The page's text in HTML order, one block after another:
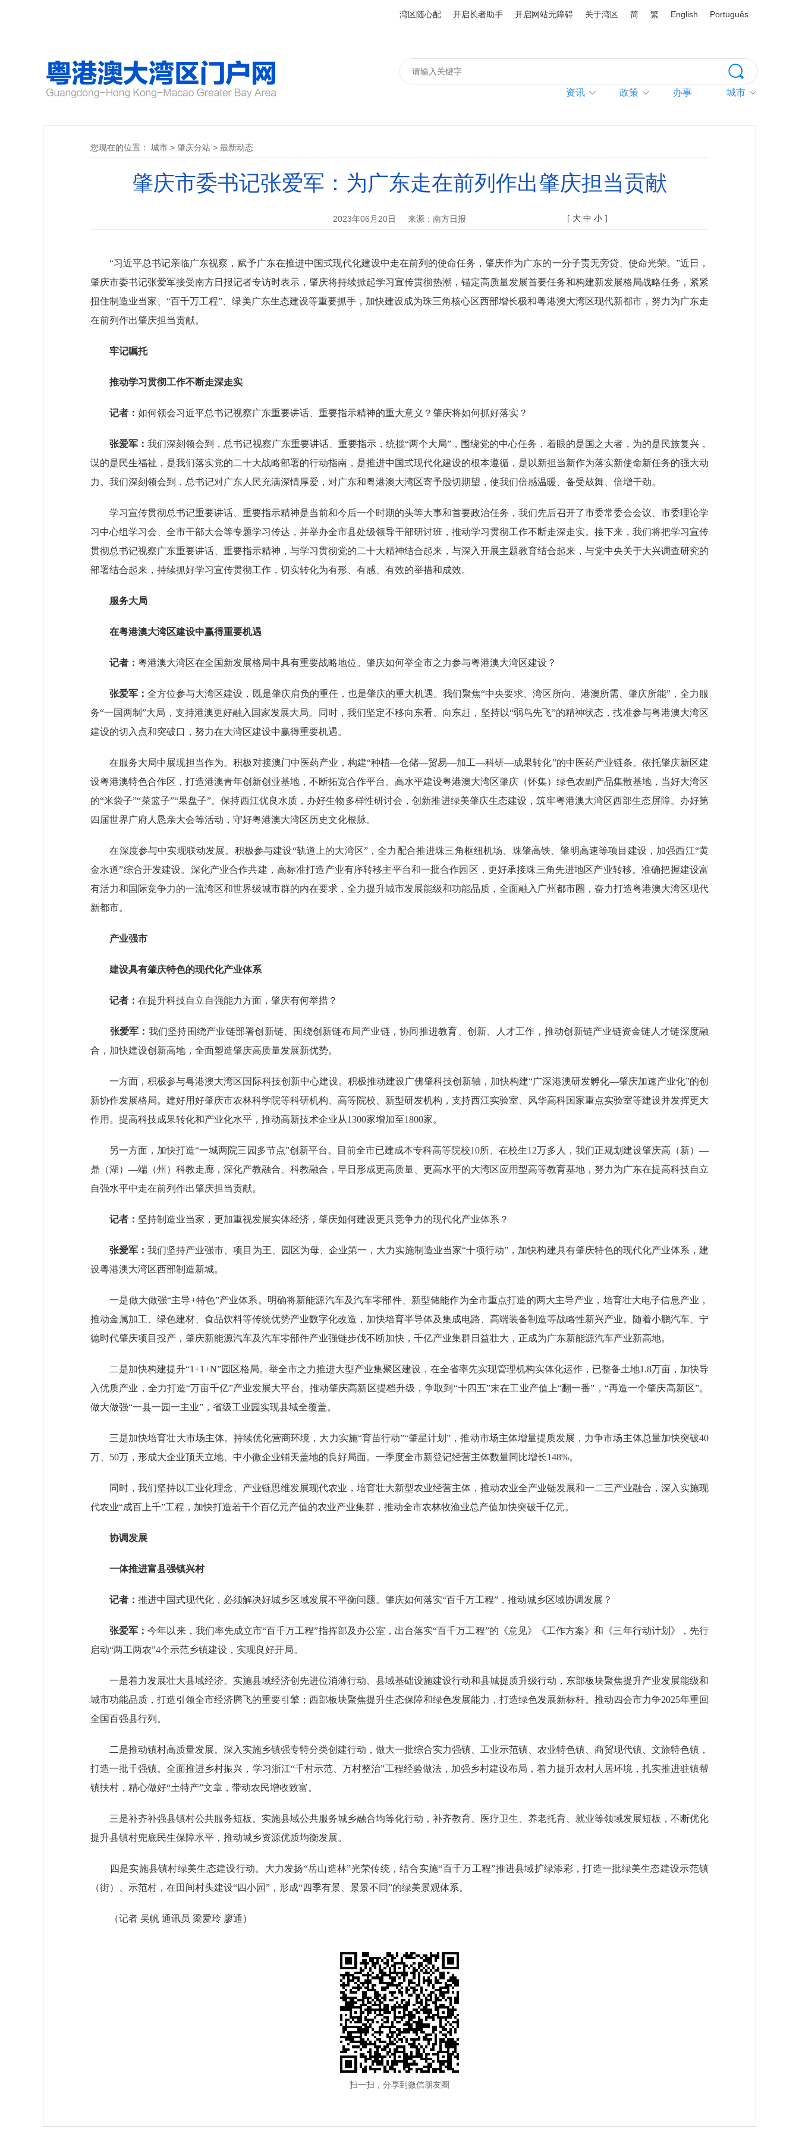
湾区随心配 开启长者助手 开启网站无障碍 关于湾区 简 繁 English Português
资讯 政策 办事 城市
您现在的位置： 城市 > 肇庆分站 > 最新动态
肇庆市委书记张爱军：为广东走在前列作出肇庆担当贡献
2023年06月20日 来源：南方日报 [ 大 中 小 ]
“习近平总书记亲临广东视察，赋予广东在推进中国式现代化建设中走在前列的使命任务，肇庆作为广东的一分子责无旁贷、使命光荣。”近日，
肇庆市委书记张爱军接受南方日报记者专访时表示，肇庆将持续掀起学习宣传贯彻热潮，锚定高质量发展首要任务和构建新发展格局战略任务，紧紧
扭住制造业当家、“百千万工程”、绿美广东生态建设等重要抓手，加快建设成为珠三角核心区西部增长极和粤港澳大湾区现代新都市，努力为广东走
在前列作出肇庆担当贡献。
牢记嘱托
推动学习贯彻工作不断走深走实
记者： 如何领会习近平总书记视察广东重要讲话、重要指示精神的重大意义？肇庆将如何抓好落实？
张爱军：我们深刻领会到，总书记视察广东重要讲话、重要指示，统揽“两个大局”，围绕党的中心任务，着眼的是国之大者，为的是民族复兴，
谋的是民生福祉，是我们落实党的二十大战略部署的行动指南，是推进中国式现代化建设的根本遵循，是以新担当新作为落实新使命新任务的强大动
力。我们深刻领会到，总书记对广东人民充满深情厚爱，对广东和粤港澳大湾区寄予殷切期望，使我们倍感温暖、备受鼓舞、倍增干劲。
学习宣传贯彻总书记重要讲话、重要指示精神是当前和今后一个时期的头等大事和首要政治任务，我们先后召开了市委常委会会议、市委理论学
习中心组学习会、全市干部大会等专题学习传达，并举办全市县处级领导干部研讨班，推动学习贯彻工作不断走深走实。接下来，我们将把学习宣传
贯彻总书记视察广东重要讲话、重要指示精神，与学习贯彻党的二十大精神结合起来，与深入开展主题教育结合起来，与党中央关于大兴调查研究的
部署结合起来，持续抓好学习宣传贯彻工作，切实转化为有形、有感、有效的举措和成效。
服务大局
在粤港澳大湾区建设中赢得重要机遇
记者： 粤港澳大湾区在全国新发展格局中具有重要战略地位。肇庆如何举全市之力参与粤港澳大湾区建设？
张爱军：全方位参与大湾区建设，既是肇庆肩负的重任，也是肇庆的重大机遇。我们聚焦“中央要求、湾区所向、港澳所需、肇庆所能”，全力服
务“一国两制”大局，支持港澳更好融入国家发展大局。同时，我们坚定不移向东看、向东赶，坚持以“弱鸟先飞”的精神状态，找准参与粤港澳大湾区
建设的切入点和突破口，努力在大湾区建设中赢得重要机遇。
在服务大局中展现担当作为。积极对接澳门中医药产业，构建“种植—仓储—贸易—加工—科研—成果转化”的中医药产业链条。依托肇庆新区建
设粤港澳特色合作区，打造港澳青年创新创业基地，不断拓宽合作平台。高水平建设粤港澳大湾区肇庆（怀集）绿色农副产品集散基地，当好大湾区
的“米袋子”“菜篮子”“果盘子”。保持西江优良水质，办好生物多样性研讨会，创新推进绿美肇庆生态建设，筑牢粤港澳大湾区西部生态屏障。办好第
四届世界广府人恳亲大会等活动，守好粤港澳大湾区历史文化根脉。
在深度参与中实现联动发展。积极参与建设“轨道上的大湾区”，全力配合推进珠三角枢纽机场、珠肇高铁、肇明高速等项目建设，加强西江“黄
金水道”综合开发建设。深化产业合作共建，高标准打造产业有序转移主平台和一批合作园区，更好承接珠三角先进地区产业转移。准确把握建设富
有活力和国际竞争力的一流湾区和世界级城市群的内在要求，全力提升城市发展能级和功能品质，全面融入广州都市圈，奋力打造粤港澳大湾区现代
新都市。
产业强市
建设具有肇庆特色的现代化产业体系
记者： 在提升科技自立自强能力方面，肇庆有何举措？
张爱军： 我们坚持围绕产业链部署创新链、围绕创新链布局产业链，协同推进教育、创新、人才工作，推动创新链产业链资金链人才链深度融
合，加快建设创新高地，全面塑造肇庆高质量发展新优势。
一方面，积极参与粤港澳大湾区国际科技创新中心建设。积极推动建设广佛肇科技创新轴，加快构建“广深港澳研发孵化—肇庆加速产业化”的创
新协作发展格局。建好用好肇庆市农林科学院等科研机构、高等院校、新型研发机构，支持西江实验室、风华高科国家重点实验室等建设并发挥更大
作用。提高科技成果转化和产业化水平，推动高新技术企业从1300家增加至1800家。
另一方面，加快打造“一城两院三园多节点”创新平台。目前全市已建成本专科高等院校10所、在校生12万多人，我们正规划建设肇庆高（新）—
鼎（湖）—端（州）科教走廊，深化产教融合、科教融合，早日形成更高质量、更高水平的大湾区应用型高等教育基地，努力为广东在提高科技自立
自强水平中走在前列作出肇庆担当贡献。
记者： 坚持制造业当家，更加重视发展实体经济，肇庆如何建设更具竞争力的现代化产业体系？
张爱军：我们坚持产业强市、项目为王、园区为母、企业第一，大力实施制造业当家“十项行动”，加快构建具有肇庆特色的现代化产业体系，建
设粤港澳大湾区西部制造新城。
一是做大做强“主导+特色”产业体系。明确将新能源汽车及汽车零部件、新型储能作为全市重点打造的两大主导产业，培育壮大电子信息产业，
推动金属加工、绿色建材、食品饮料等传统优势产业数字化改造，加快培育半导体及集成电路、高端装备制造等战略性新兴产业。随着小鹏汽车、宁
德时代肇庆项目投产，肇庆新能源汽车及汽车零部件产业强链步伐不断加快，千亿产业集群日益壮大，正成为广东新能源汽车产业新高地。
二是加快构建提升“1+1+N”园区格局。举全市之力推进大型产业集聚区建设，在全省率先实现管理机构实体化运作，已整备土地1.8万亩，加快导
入优质产业，全力打造“万亩千亿”产业发展大平台。推动肇庆高新区提档升级，争取到“十四五”末在工业产值上“翻一番”，“再造一个肇庆高新区”。
做大做强“一县一园一主业”，省级工业园实现县域全覆盖。
三是加快培育壮大市场主体。持续优化营商环境，大力实施“育苗行动”“肇星计划”，推动市场主体增量提质发展，力争市场主体总量加快突破40
万、50万，形成大企业顶天立地、中小微企业铺天盖地的良好局面。一季度全市新登记经营主体数量同比增长148%。
同时，我们坚持以工业化理念、产业链思维发展现代农业，培育壮大新型农业经营主体，推动农业全产业链发展和一二三产业融合，深入实施现
代农业“成百上千”工程，加快打造若干个百亿元产值的农业产业集群，推动全市农林牧渔业总产值加快突破千亿元。
协调发展
一体推进富县强镇兴村
记者： 推进中国式现代化，必须解决好城乡区域发展不平衡问题。肇庆如何落实“百千万工程”，推动城乡区域协调发展？
张爱军：今年以来，我们率先成立市“百千万工程”指挥部及办公室，出台落实“百千万工程”的《意见》《工作方案》和《三年行动计划》，先行
启动“两工两农”4个示范乡镇建设，实现良好开局。
一是着力发展壮大县域经济。实施县域经济创先进位消薄行动、县域基础设施建设行动和县城提质升级行动，东部板块聚焦提升产业发展能级和
城市功能品质，打造引领全市经济腾飞的重要引擎；西部板块聚焦提升生态保障和绿色发展能力，打造绿色发展新标杆。推动四会市力争2025年重回
全国百强县行列。
二是推动镇村高质量发展。深入实施乡镇强专特分类创建行动，做大一批综合实力强镇、工业示范镇、农业特色镇、商贸现代镇、文旅特色镇，
打造一批千强镇。全面推进乡村振兴，学习浙江“千村示范、万村整治”工程经验做法，加强乡村建设布局，着力提升农村人居环境，扎实推进驻镇帮
镇扶村，精心做好“土特产”文章，带动农民增收致富。
三是补齐补强县镇村公共服务短板。实施县域公共服务城乡融合均等化行动，补齐教育、医疗卫生、养老托育、就业等领域发展短板，不断优化
提升县镇村兜底民生保障水平，推动城乡资源优质均衡发展。
四是实施县镇村绿美生态建设行动。大力发扬“岳山造林”光荣传统，结合实施“百千万工程”推进县域扩绿添彩，打造一批绿美生态建设示范镇
（街）、示范村，在田间村头建设“四小园”，形成“四季有景、景景不同”的绿美景观体系。
（记者 吴帆 通讯员 梁爱玲 廖通 ）
扫一扫，分享到微信朋友圈